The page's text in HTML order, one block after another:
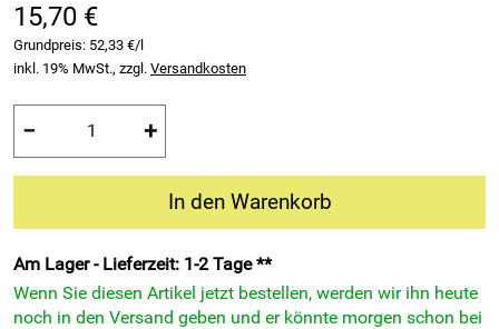
15,70 €
Grundpreis: 52,33 €/l
inkl. 19% MwSt., zzgl. Versandkosten
− +
In den Warenkorb
Am Lager - Lieferzeit: 1-2 Tage **
Wenn Sie diesen Artikel jetzt bestellen, werden wir ihn heute
noch in den Versand geben und er könnte morgen schon bei